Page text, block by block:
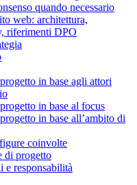
quando necessario
web: architettura,
riferimenti DPO
in base agli attori
in base al focus
in base all’ambito di
coinvolte
di progetto
responsabilità